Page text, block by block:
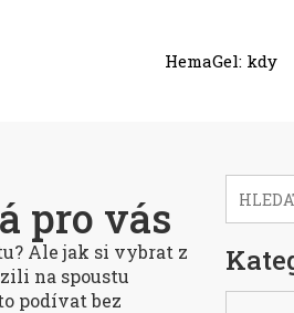
HemaGel: kdy
pro vás
Ale jak si vybrat z
na spoustu
podívat bez